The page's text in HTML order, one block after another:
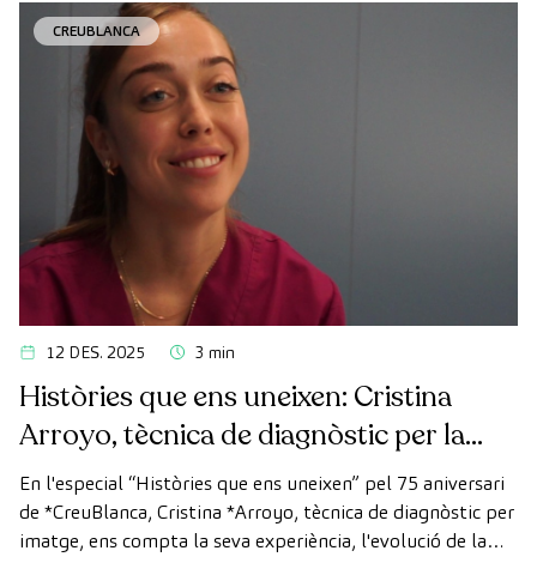
CREUBLANCA
12 DES. 2025 3 min
Històries que ens uneixen: Cristina
Arroyo, tècnica de diagnòstic per la
imatge
En l'especial “Històries que ens uneixen” pel 75 aniversari
de *CreuBlanca, Cristina *Arroyo, tècnica de diagnòstic per
imatge, ens compta la seva experiència, l'evolució de la